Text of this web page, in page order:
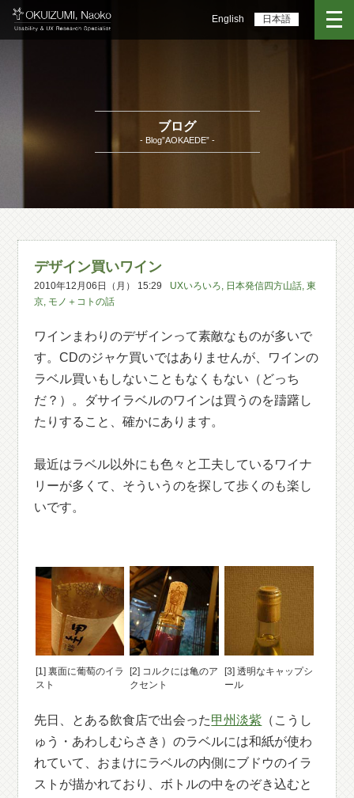
English 日本語
ブログ
- Blog”AOKAEDE” -
デザイン買いワイン
2010年12月06日（月） 15:29 UXいろいろ, 日本発信四方山話,東
京, モノ＋コトの話
ワインまわりのデザインって素敵なものが多いで
す。CDのジャケ買いではありませんが、ワインの
ラベル買いもしないこともなくもない（どっち
だ？）。ダサイラベルのワインは買うのを躊躇し
たりすること、確かにあります。
最近はラベル以外にも色々と工夫しているワイナ
リーが多くて、そういうのを探して歩くのも楽し
いです。
[1] 裏面に葡萄のイラ
スト
[2] コルクには亀のア
クセント
[3] 透明なキャップシ
ール
先日、とある飲食店で出会った甲州淡紫 （こうし
ゅう・あわしむらさき）のラベルには和紙が使わ
れていて、おまけにラベルの内側にブドウのイラ
ストが描かれており、ボトルの中をのぞき込むと